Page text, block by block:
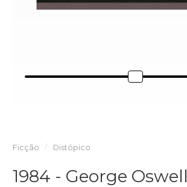
Ficção Distópico
1984 - George Oswell